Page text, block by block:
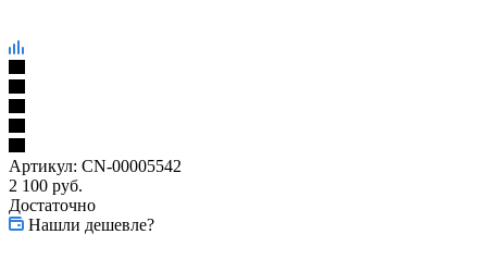
Артикул: CN-00005542
2 100 руб.
Достаточно
Нашли дешевле?